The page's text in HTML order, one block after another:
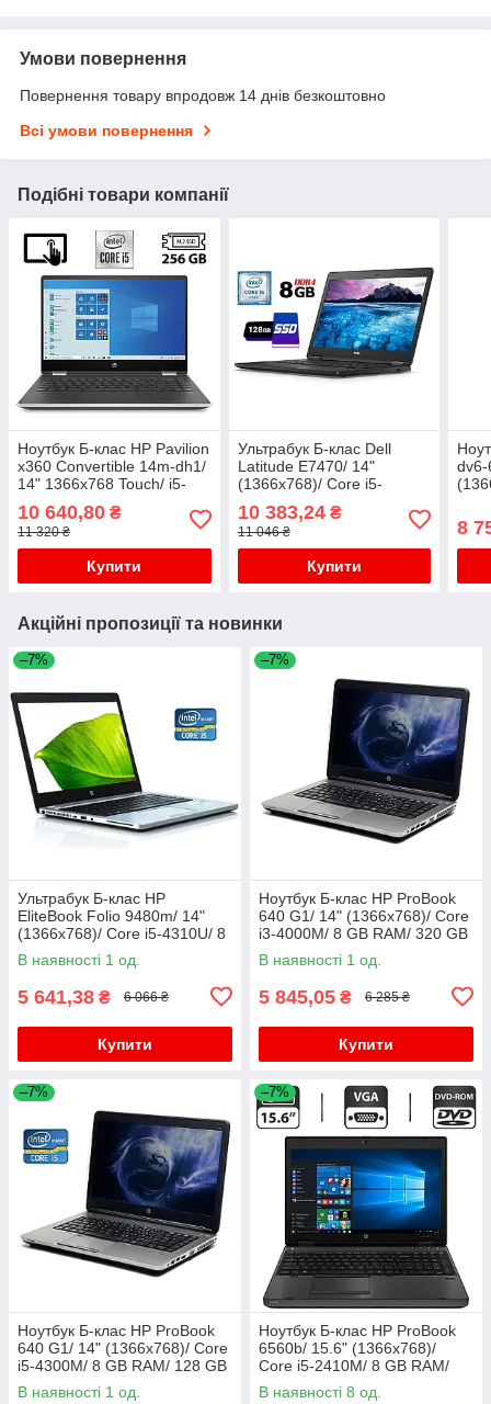
Умови повернення
Повернення товару впродовж 14 днів безкоштовно
Всі умови повернення
Подібні товари компанії
Ноутбук Б-клас HP Pavilion
x360 Convertible 14m-dh1/
14" 1366x768 Touch/ i5-
SSD/ UHD
10 640,80 ₴
11 320 ₴
Купити
Ультрабук Б-клас Dell
Latitude E7470/ 14"
(1366x768)/ Core i5-
SSD/ HD 520
10 383,24₴
11 046 ₴
Купити
8
Акційні пропозиції та новинки
–7%
Ультрабук Б-клас HP
EliteBook Folio 9480m/ 14"
(1366x768)/ Core i5-4310U/ 8
GB RAM/ 180 GB SSD/ HD
4400
В наявності 1 од.
5 641,38 ₴ 6 066 ₴
Купити
–7%
Ноутбук Б-клас HP ProBook
640 G1/ 14" (1366x768)/ Core
i3-4000M/ 8 GB RAM/ 320 GB
HDD/ HD Graphic 4600
В наявності 1 од.
5 845,05 ₴ 6 285 ₴
Купити
–7%
Ноутбук Б-клас HP ProBook
640 G1/ 14" (1366x768)/ Core
i5-4300M/ 8 GB RAM/ 128 GB
SSD/ HD Graphic 4600
В наявності 1 од.
–7%
Ноутбук Б-клас HP ProBook
6560b/ 15.6" (1366x768)/
Core i5-2410M/ 8 GB RAM/
320 GB HDD/ HD 3000
В наявності 8 од.